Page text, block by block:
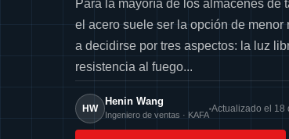
Para la mayoría de los almacenes de
el acero suele ser la opción de
a decidirse por tres aspectos: la luz
resistencia al fuego...
HW
Henin Wang
Ingeniero de ventas · KAFA
Actualizado el 18